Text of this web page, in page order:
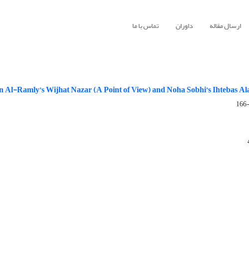
ارسال مقاله داوران تماس با ما
Ramly’s Wijhat Nazar (A Point of View) and Noha Sobhi’s Ihtebas